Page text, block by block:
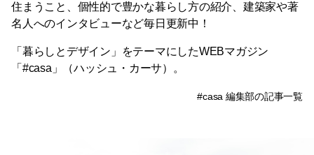
住まうこと、個性的で豊かな暮らし方の紹介、建築家や著
名人へのインタビューなど毎日更新中！
「暮らしとデザイン」をテーマにしたWEBマガジン
「#casa」（ハッシュ・カーサ）。
#casa 編集部の記事一覧